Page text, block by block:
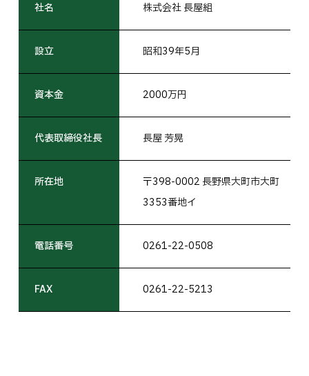
社名 株式会社 長屋組
設立 昭和39年5月
資本金 2000万円
代表取締役社長 長屋 芳晃
所在地
〒398-0002 長野県大町市大町
3353番地イ
電話番号 0261-22-0508
FAX 0261-22-5213